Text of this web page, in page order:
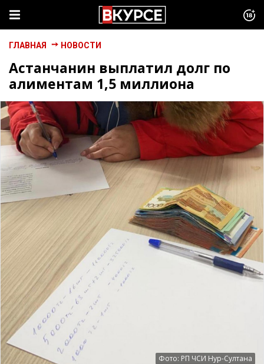
ГЛАВНАЯ НОВОСТИ
Астанчанин выплатил долг по
алиментам 1,5 миллиона
Фото: РП ЧСИ Нур-Султана